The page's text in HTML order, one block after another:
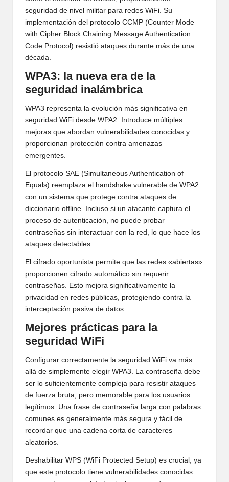
seguridad de nivel militar para redes WiFi. Su
implementación del protocolo CCMP (Counter Mode
with Cipher Block Chaining Message Authentication
Code Protocol) resistió ataques durante más de una
década.
WPA3: la nueva era de la
seguridad inalámbrica
WPA3 representa la evolución más significativa en
seguridad WiFi desde WPA2. Introduce múltiples
mejoras que abordan vulnerabilidades conocidas y
proporcionan protección contra amenazas
emergentes.
El protocolo SAE (Simultaneous Authentication of
Equals) reemplaza el handshake vulnerable de WPA2
con un sistema que protege contra ataques de
diccionario offline. Incluso si un atacante captura el
proceso de autenticación, no puede probar
contraseñas sin interactuar con la red, lo que hace los
ataques detectables.
El cifrado oportunista permite que las redes «abiertas»
proporcionen cifrado automático sin requerir
contraseñas. Esto mejora significativamente la
privacidad en redes públicas, protegiendo contra la
interceptación pasiva de datos.
Mejores prácticas para la
seguridad WiFi
Configurar correctamente la seguridad WiFi va más
allá de simplemente elegir WPA3. La contraseña debe
ser lo suficientemente compleja para resistir ataques
de fuerza bruta, pero memorable para los usuarios
legítimos. Una frase de contraseña larga con palabras
comunes es generalmente más segura y fácil de
recordar que una cadena corta de caracteres
aleatorios.
Deshabilitar WPS (WiFi Protected Setup) es crucial, ya
que este protocolo tiene vulnerabilidades conocidas